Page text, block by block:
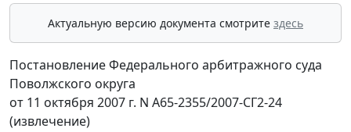
Актуальную версию документа смотрите здесь
Постановление Федерального арбитражного суда
Поволжского округа
от 11 октября 2007 г. N А65-2355/2007-СГ2-24
(извлечение)